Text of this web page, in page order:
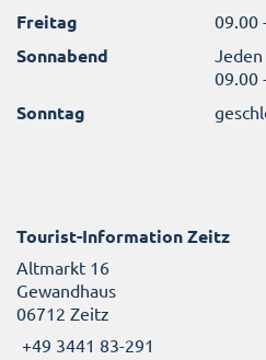
Freitag 09.00
Sonnabend
09.00
Sonntag
Tourist-Information Zeitz
Altmarkt 16
Gewandhaus
06712 Zeitz
+49 3441 83-291